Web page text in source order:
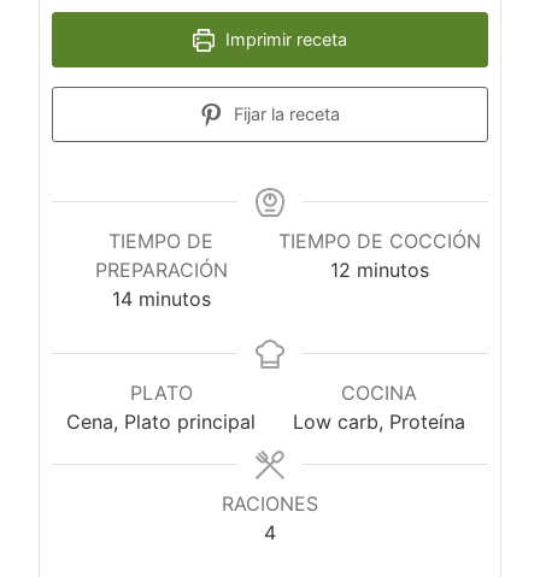
Imprimir receta
Fijar la receta
TIEMPO DE
PREPARACIÓN
14minutos
minutos
TIEMPO DE COCCIÓN
12minutos
minutos
PLATO
Cena, Plato principal
COCINA
Low carb, Proteína
RACIONES
4